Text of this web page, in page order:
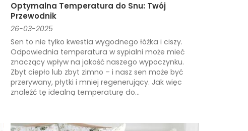
Optymalna Temperatura do Snu: Twój
Przewodnik
26-03-2025
Sen to nie tylko kwestia wygodnego łóżka i ciszy.
Odpowiednia temperatura w sypialni może mieć
znaczący wpływ na jakość naszego wypoczynku.
Zbyt ciepło lub zbyt zimno – i nasz sen może być
przerywany, płytki i mniej regenerujący. Jak więc
znaleźć tę idealną temperaturę do...